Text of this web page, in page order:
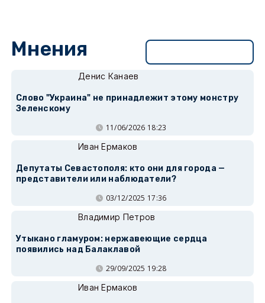
Мнения
Денис Канаев
Слово "Украина" не принадлежит этому монстру
Зеленскому
11/06/2026 18:23
Иван Ермаков
Депутаты Севастополя: кто они для города —
представители или наблюдатели?
03/12/2025 17:36
Владимир Петров
Утыкано гламуром: нержавеющие сердца
появились над Балаклавой
29/09/2025 19:28
Иван Ермаков